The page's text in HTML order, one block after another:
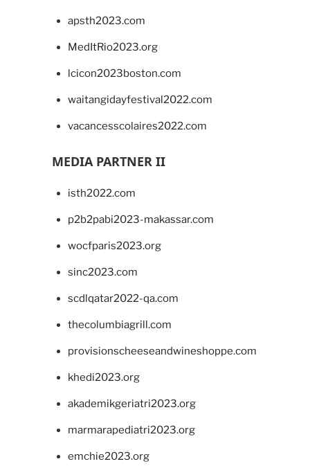
apsth2023.com
MedItRio2023.org
lcicon2023boston.com
waitangidayfestival2022.com
vacancesscolaires2022.com
MEDIA PARTNER II
isth2022.com
p2b2pabi2023-makassar.com
wocfparis2023.org
sinc2023.com
scdlqatar2022-qa.com
thecolumbiagrill.com
provisionscheeseandwineshoppe.com
khedi2023.org
akademikgeriatri2023.org
marmarapediatri2023.org
emchie2023.org